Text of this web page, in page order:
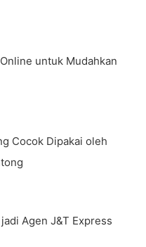
untuk Mudahkan
Cocok Dipakai oleh
Agen J&T Express